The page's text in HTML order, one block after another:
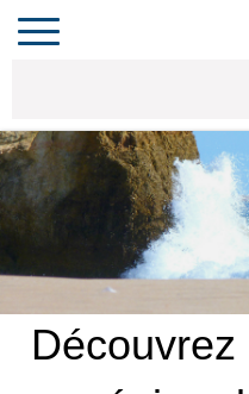
Toggle
navigation